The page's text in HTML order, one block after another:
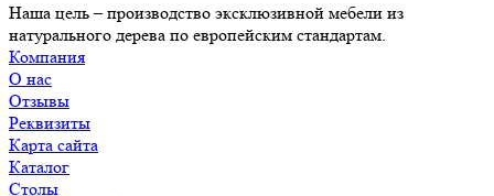
Наша цель – производство эксклюзивной мебели из
натурального дерева по европейским стандартам.
Компания
О нас
Отзывы
Реквизиты
Карта сайта
Каталог
Столы